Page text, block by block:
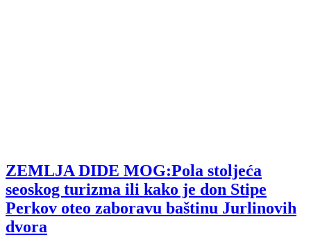
ZEMLJA DIDE MOG:Pola stoljeća
seoskog turizma ili kako je don Stipe
Perkov oteo zaboravu baštinu Jurlinovih
dvora